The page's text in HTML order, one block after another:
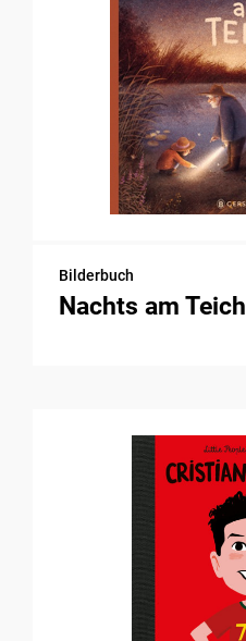
Bilderbuch
Nachts am Teich